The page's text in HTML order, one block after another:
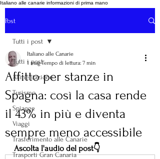
Italiano alle canarie informazioni di prima mano
Post
Tutti i post
Alimentazione
Turismo
Spiagge
Viaggi
Trasferimento alle Canarie
Trasporti Gran Canaria
Tutti i post
Affitto per stanze in
Spagna: così la casa rende
il 43% in più e diventa
sempre meno accessibile
Italiano alle Canarie
1 magTempo di lettura: 7 min
Ascolta l'audio del post👇